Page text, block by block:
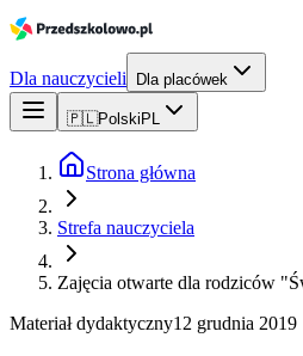
Dla nauczycieli Dla placówek
🇵🇱Polski PL
Strona główna
Strefa nauczyciela
Zajęcia otwarte dla rodziców
Materiał dydaktyczny12 grudnia 2019